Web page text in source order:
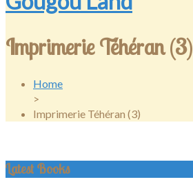
Imprimerie Téhéran (3)
Home
>
Imprimerie Téhéran (3)
Latest Books